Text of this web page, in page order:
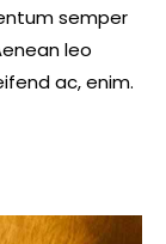
semper
leo
ac, enim.